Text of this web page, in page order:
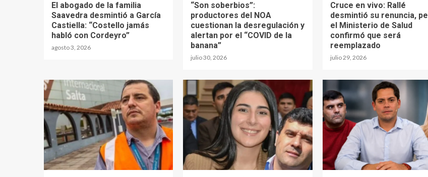
El abogado de la familia
Saavedra desmintió a García
Castiella: “Costello jamás
habló con Cordeyro”
agosto 3, 2026
“Son soberbios”:
productores del NOA
cuestionan la desregulación y
alertan por el “COVID de la
banana”
julio 30, 2026
Cruce en vivo: Rallé
desmintió su renuncia,
el Ministerio de Salud
confirmó que será
reemplazado
julio 29, 2026